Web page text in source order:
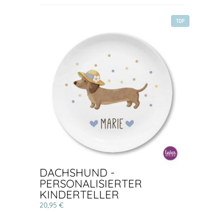
TOP
DACHSHUND -
PERSONALISIERTER
KINDERTELLER
20,95 €